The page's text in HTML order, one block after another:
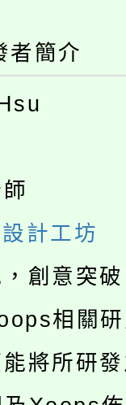
民語歌
年度第
選結果(
年度第
選結果(
學推廣
分析基
導中心
、社會
加。
入校路
專業人
賠案件
序及
育課程
年度第
選結果(
者簡介
計工坊
創意突
相關
將所研